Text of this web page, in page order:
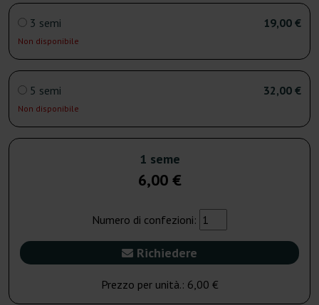
3 semi
Non disponibile
19,00 €
5 semi
Non disponibile
32,00 €
1 seme
6,00 €
Numero di confezioni:
Richiedere
Prezzo per unità.: 6,00 €